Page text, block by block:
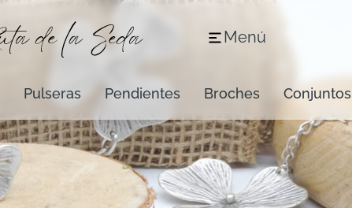
Menú
Pulseras Pendientes Broches Conjuntos